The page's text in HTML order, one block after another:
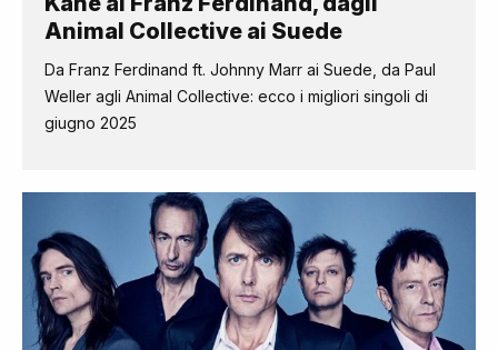
Animal Collective ai Suede
Da Franz Ferdinand ft. Johnny Marr ai Suede, da Paul
Weller agli Animal Collective: ecco i migliori singoli di
giugno 2025